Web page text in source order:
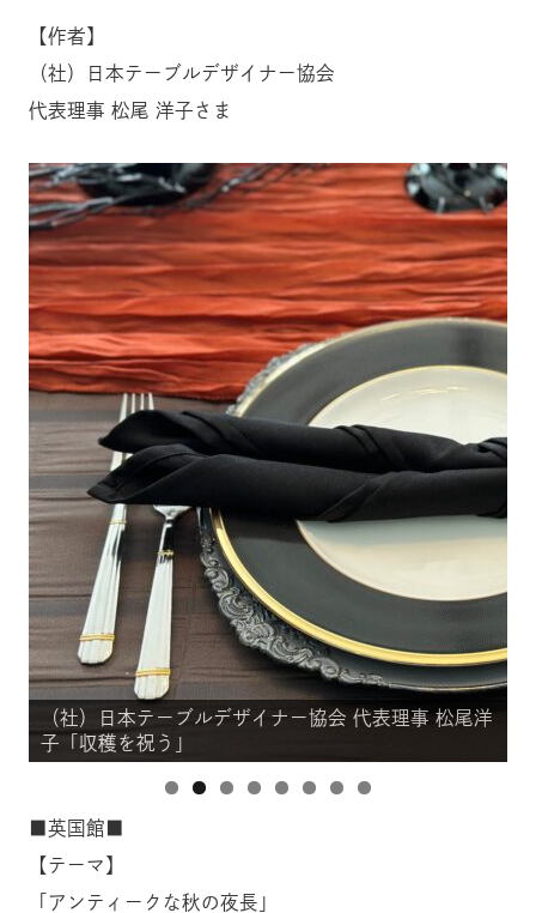
【作者】
（社）日本テーブルデザイナー協会
代表理事 松尾 洋子さま
（社）日本テーブルデザイナー協会 代表理事 松尾洋
子「収穫を祝う」
■英国館■
【テーマ】
「アンティークな秋の夜長」